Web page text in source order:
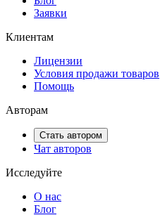
Заявки
Клиентам
Лицензии
Условия продажи товаров
Помощь
Авторам
Стать автором
Чат авторов
Исследуйте
О нас
Блог